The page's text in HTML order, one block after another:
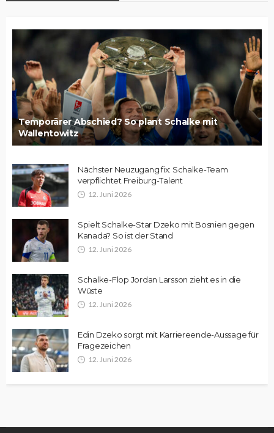
Temporärer Abschied? So plant Schalke mit
Wallentowitz
Nächster Neuzugang fix: Schalke-Team
verpflichtet Freiburg-Talent
12. Juni 2026
Spielt Schalke-Star Dzeko mit Bosnien gegen
Kanada? So ist der Stand
12. Juni 2026
Schalke-Flop Jordan Larsson zieht es in die
Wüste
12. Juni 2026
Edin Dzeko sorgt mit Karriereende-Aussage für
Fragezeichen
12. Juni 2026